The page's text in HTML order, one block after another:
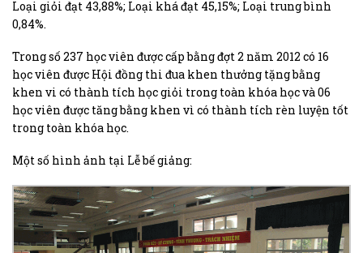
Loại giỏi đạt 43,88%; Loại khá đạt 45,15%; Loại trung bình
0,84%.
Trong số 237 học viên được cấp bằng đợt 2 năm 2012 có 16
học viên được Hội đồng thi đua khen thưởng tặng bằng
khen vi có thành tích học giỏi trong toàn khóa học và 06
học viên được tăng bằng khen vì có thành tích rèn luyện tốt
trong toàn khóa học.
Một số hình ảnh tại Lễ bế giảng: